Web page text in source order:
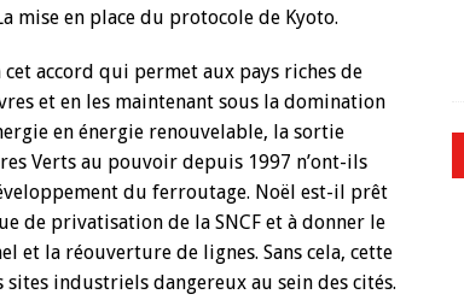
mise en place du protocole de Kyoto.
cet accord qui permet aux pays riches de
et en les maintenant sous la domination
en énergie renouvelable, la sortie
Verts au pouvoir depuis 1997 n’ont-ils
du ferroutage. Noël est-il prêt
de privatisation de la SNCF et à donner le
et la réouverture de lignes. Sans cela, cette
industriels dangereux au sein des cités.